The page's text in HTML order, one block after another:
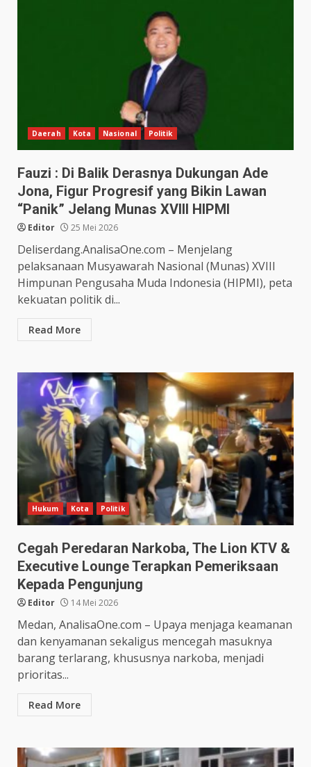
Daerah Kota Nasional Politik
Fauzi : Di Balik Derasnya Dukungan Ade
Jona, Figur Progresif yang Bikin Lawan
“Panik” Jelang Munas XVIII HIPMI
Editor 25 Mei 2026
Deliserdang.AnalisaOne.com – Menjelang
pelaksanaan Musyawarah Nasional (Munas) XVIII
Himpunan Pengusaha Muda Indonesia (HIPMI), peta
kekuatan politik di...
Read More
Hukum Kota Politik
Cegah Peredaran Narkoba, The Lion KTV &
Executive Lounge Terapkan Pemeriksaan
Kepada Pengunjung
Editor 14 Mei 2026
Medan, AnalisaOne.com – Upaya menjaga keamanan
dan kenyamanan sekaligus mencegah masuknya
barang terlarang, khususnya narkoba, menjadi
prioritas...
Read More